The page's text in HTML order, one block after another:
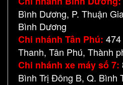
Bình Dương, P. Thuận
Bình Dương
Chi nhánh Tân Phú:
Thanh, Tân Phú, Thành
Chi nhánh xe máy số 7:
Bình Trị Đông B, Q. Bình